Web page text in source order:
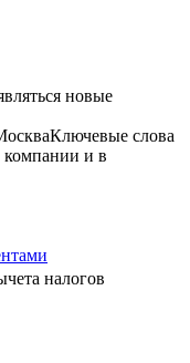
новые
Ключевые слова
компании и в
налогов